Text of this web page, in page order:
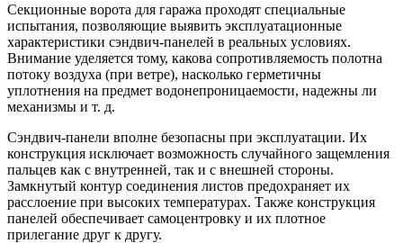
Секционные ворота для гаража проходят специальные
испытания, позволяющие выявить эксплуатационные
характеристики сэндвич-панелей в реальных условиях.
Внимание уделяется тому, какова сопротивляемость полотна
потоку воздуха (при ветре), насколько герметичны
уплотнения на предмет водонепроницаемости, надежны ли
механизмы и т. д.
Сэндвич-панели вполне безопасны при эксплуатации. Их
конструкция исключает возможность случайного защемления
пальцев как с внутренней, так и с внешней стороны.
Замкнутый контур соединения листов предохраняет их
расслоение при высоких температурах. Также конструкция
панелей обеспечивает самоцентровку и их плотное
прилегание друг к другу.